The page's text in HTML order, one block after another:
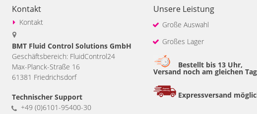
Kontakt
Kontakt
BMT Fluid Control Solutions GmbH
Geschäftsbereich: FluidControl24
Max-Planck-Straße 16
61381 Friedrichsdorf
Technischer Support
+49 (0)6101-95400-30
Unsere Leistung
Große Auswahl
Großes Lager
Bestellt bis 13 Uhr,
Versand noch am gleichen
Expressversand